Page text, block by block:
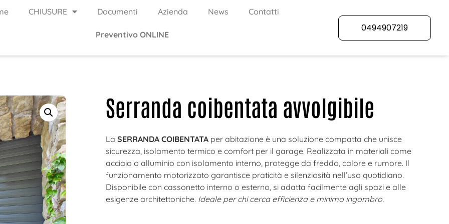
CHIUSURE Documenti Azienda News Contatti
Preventivo ONLINE
0494907219
Serranda coibentata avvolgibile
La SERRANDA COIBENTATAper abitazione è una soluzione compatta che unisce
sicurezza, isolamento termico e comfort per il garage. Realizzata in materiali come
acciaio o alluminio con isolamento interno, protegge da freddo, calore e rumore. Il
funzionamento motorizzato garantisce praticità e silenziosità nell’uso quotidiano.
Disponibile con cassonetto interno o esterno, si adatta facilmente agli spazi e alle
esigenze architettoniche. Ideale per chi cerca efficienza e minimo ingombro.